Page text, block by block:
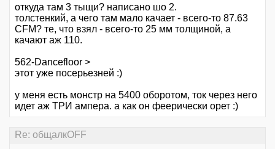
откуда там 3 тыщи? написано шо 2.
толстенкий, а чего там мало качает - всего-то 87.63
CFM? те, что взял - всего-то 25 мм толщиной, а
качают аж 110.
562-Dancefloor >
этот уже посерьезней :)
у меня есть монстр на 5400 оборотом, ток через него
идет аж ТРИ ампера. а как он феерически орет :)
Re: общалкOFF